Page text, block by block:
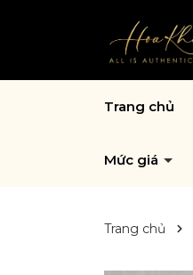
Trang chủ
Mức giá
Trang chủ